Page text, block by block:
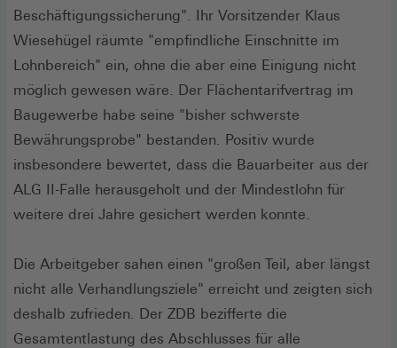
Beschäftigungssicherung". Ihr Vorsitzender Klaus
Wiesehügel räumte "empfindliche Einschnitte im
Lohnbereich" ein, ohne die aber eine Einigung nicht
möglich gewesen wäre. Der Flächentarifvertrag im
Baugewerbe habe seine "bisher schwerste
Bewährungsprobe" bestanden. Positiv wurde
insbesondere bewertet, dass die Bauarbeiter aus der
ALG II-Falle herausgeholt und der Mindestlohn für
weitere drei Jahre gesichert werden konnte.
Die Arbeitgeber sahen einen "großen Teil, aber längst
nicht alle Verhandlungsziele" erreicht und zeigten sich
deshalb zufrieden. Der ZDB bezifferte die
Gesamtentlastung des Abschlusses für alle